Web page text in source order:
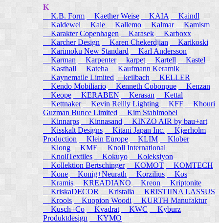
K
K.B. Form
Kaether Weise KAIA
Kaindl
Kaldewei
Kale Kallemo Kalmar
Kamism
Karakter Copenhagen
Karasek
Karboxx
Karcher Design
Karen Chekerdjian
Karikoski
Karimoku New Standard
Karl Andersson
Karman
Karpenter karpet Kartell
Kastel
Kasthall
Kateha
Kaufmann Keramik
Kaynemaile Limited keilbach
KELLER
Kendo Mobiliario
Kenneth Cobonpue
Kenzan
Keope
KERABEN Kerasan
Kettal
Kettnaker Kevin Reilly Lighting KFF
Khouri
Guzman Bunce Limited
Kim Stahlmobel
Kinnarps
Kinnasand
KINZO AIR by bau+art
Kisskalt Designs
Kitani Japan Inc.
Kjærholm
Production
Klein Europe KLIM
Klober
Klong
KME
Knoll International
KnollTextiles
Kokuyo
Koleksiyon
Kollektion Bertschinger KOMOT
KOMTECH
Kone
Konig+Neurath Korzilius
Kos
Kramis
KREADIANO Kreon
Kriptonite
KriskaDECOR
Kristalia
KRISTIINA LASSUS
Krools
Kuopion Woodi
KURTH Manufaktur
Kusch+Co
Kvadrat KWC
Kyburz
Produktdesign
KYMO